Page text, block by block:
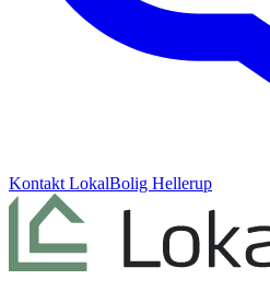
Kontakt LokalBolig Hellerup